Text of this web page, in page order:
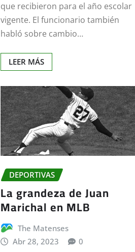
que recibieron para el año escolar
vigente. El funcionario también
habló sobre cambio…
LEER MÁS
DEPORTIVAS
La grandeza de Juan
Marichal en MLB
The Matenses
Abr 28, 2023
0